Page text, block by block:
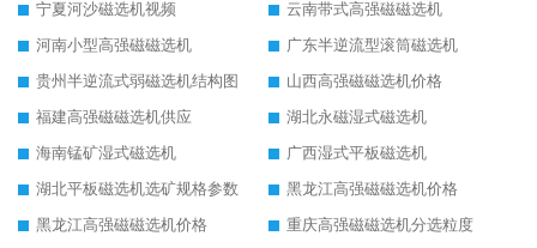
宁夏河沙磁选机视频
云南带式高强磁磁选机
河南小型高强磁磁选机
广东半逆流型滚筒磁选机
贵州半逆流式弱磁选机结构图
山西高强磁磁选机价格
福建高强磁磁选机供应
湖北永磁湿式磁选机
海南锰矿湿式磁选机
广西湿式平板磁选机
湖北平板磁选机选矿规格参数
黑龙江高强磁磁选机价格
黑龙江高强磁磁选机价格
重庆高强磁磁选机分选粒度